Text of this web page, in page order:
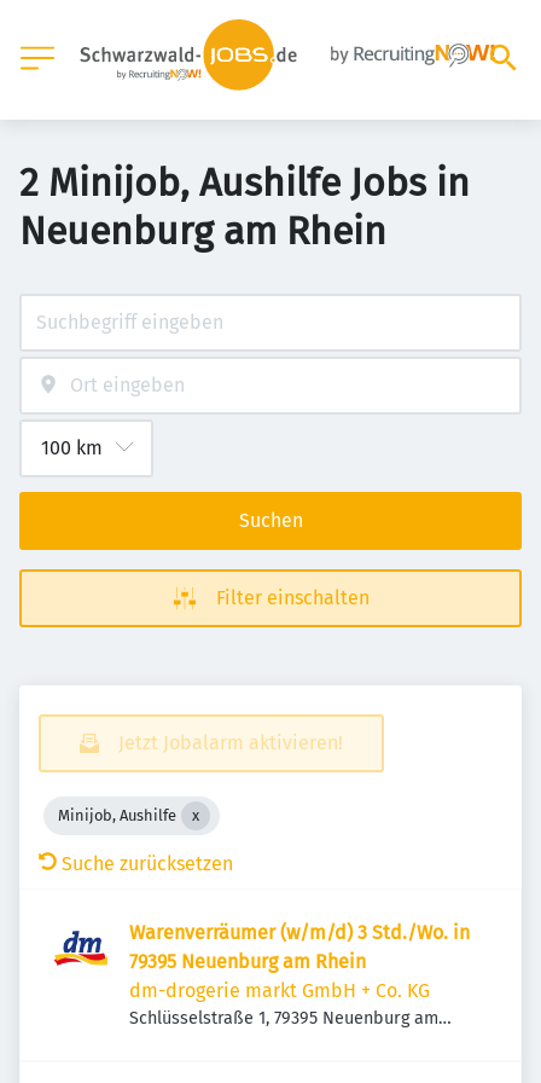
2 Minijob, Aushilfe Jobs in
Neuenburg am Rhein
Suchen
Filter einschalten
Jetzt Jobalarm aktivieren!
Minijob, Aushilfe
Suche zurücksetzen
Warenverräumer (w/m/d) 3 Std./Wo. in
79395 Neuenburg am Rhein
dm-drogerie markt GmbH + Co. KG
Schlüsselstraße 1, 79395 Neuenburg am